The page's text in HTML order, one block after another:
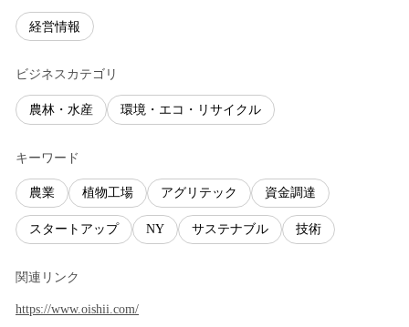
経営情報
ビジネスカテゴリ
農林・水産 環境・エコ・リサイクル
キーワード
農業 植物工場 アグリテック 資金調達
スタートアップ NY サステナブル 技術
関連リンク
https://www.oishii.com/